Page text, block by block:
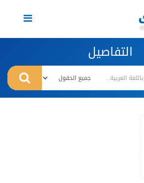
Toggle
navigation
التفاصيل